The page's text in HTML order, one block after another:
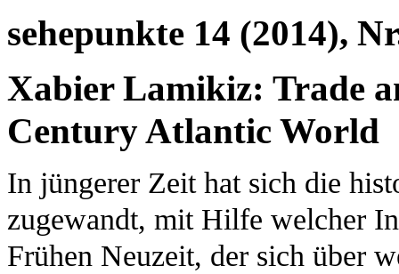
sehepunkte 14 (2014),
Xabier Lamikiz: Trade
Century Atlantic World
In jüngerer Zeit hat sich die
zugewandt, mit Hilfe welcher
Frühen Neuzeit, der sich über